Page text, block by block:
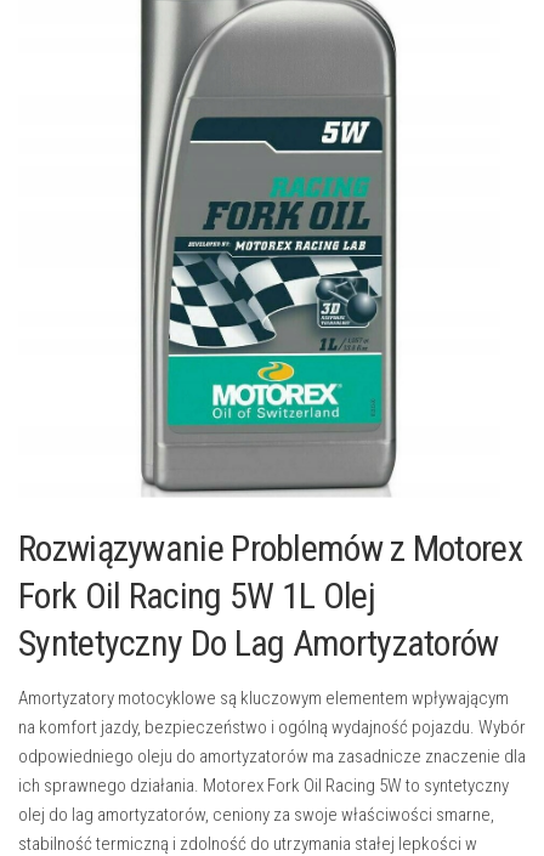
Rozwiązywanie Problemów z Motorex
Fork Oil Racing 5W 1L Olej
Syntetyczny Do Lag Amortyzatorów
Amortyzatory motocyklowe są kluczowym elementem wpływającym
na komfort jazdy, bezpieczeństwo i ogólną wydajność pojazdu. Wybór
odpowiedniego oleju do amortyzatorów ma zasadnicze znaczenie dla
ich sprawnego działania. Motorex Fork Oil Racing 5W to syntetyczny
olej do lag amortyzatorów, ceniony za swoje właściwości smarne,
stabilność termiczną i zdolność do utrzymania stałej lepkości w